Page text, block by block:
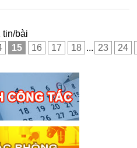
tin/bài
15 16 17 18 ... 23 24